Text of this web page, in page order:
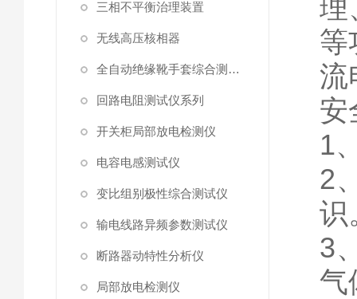
三相不平衡治理装置
无线高压核相器
全自动绝缘靴手套综合测试仪
回路电阻测试仪系列
开关柜局部放电检测仪
电容电感测试仪
变比组别极性综合测试仪
输电线路异频参数测试仪
断路器动特性分析仪
局部放电检测仪
理
等
流
安
1
2
识
3
气